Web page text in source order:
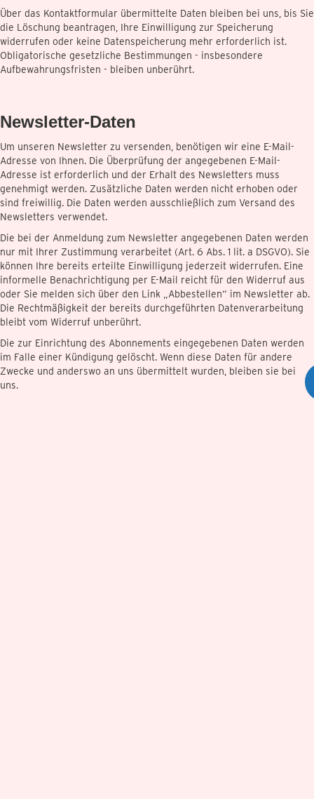
Über das Kontaktformular übermittelte Daten bleiben bei uns, bis Sie
die Löschung beantragen, Ihre Einwilligung zur Speicherung
widerrufen oder keine Datenspeicherung mehr erforderlich ist.
Obligatorische gesetzliche Bestimmungen - insbesondere
Aufbewahrungsfristen - bleiben unberührt.
Newsletter-Daten
Um unseren Newsletter zu versenden, benötigen wir eine E-Mail-
Adresse von Ihnen. Die Überprüfung der angegebenen E-Mail-
Adresse ist erforderlich und der Erhalt des Newsletters muss
genehmigt werden. Zusätzliche Daten werden nicht erhoben oder
sind freiwillig. Die Daten werden ausschließlich zum Versand des
Newsletters verwendet.
Die bei der Anmeldung zum Newsletter angegebenen Daten werden
nur mit Ihrer Zustimmung verarbeitet (Art. 6 Abs. 1 lit. a DSGVO). Sie
können Ihre bereits erteilte Einwilligung jederzeit widerrufen. Eine
informelle Benachrichtigung per E-Mail reicht für den Widerruf aus
oder Sie melden sich über den Link „Abbestellen“ im Newsletter ab.
Die Rechtmäßigkeit der bereits durchgeführten Datenverarbeitung
bleibt vom Widerruf unberührt.
Die zur Einrichtung des Abonnements eingegebenen Daten werden
im Falle einer Kündigung gelöscht. Wenn diese Daten für andere
Zwecke und anderswo an uns übermittelt wurden, bleiben sie bei
uns.